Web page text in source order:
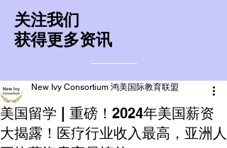
​关注我们
获得更多资讯
美国留学 | 重磅！2024年美国薪资
大揭露！医疗行业收入最高，亚洲人
New Ivy Consortium 鸿美国际教育联盟